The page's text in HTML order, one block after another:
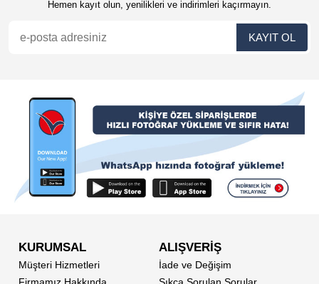
Hemen kayıt olun, yenilikleri ve indirimleri kaçırmayın.
KURUMSAL
Müşteri Hizmetleri
ALIŞVERİŞ
İade ve Değişim